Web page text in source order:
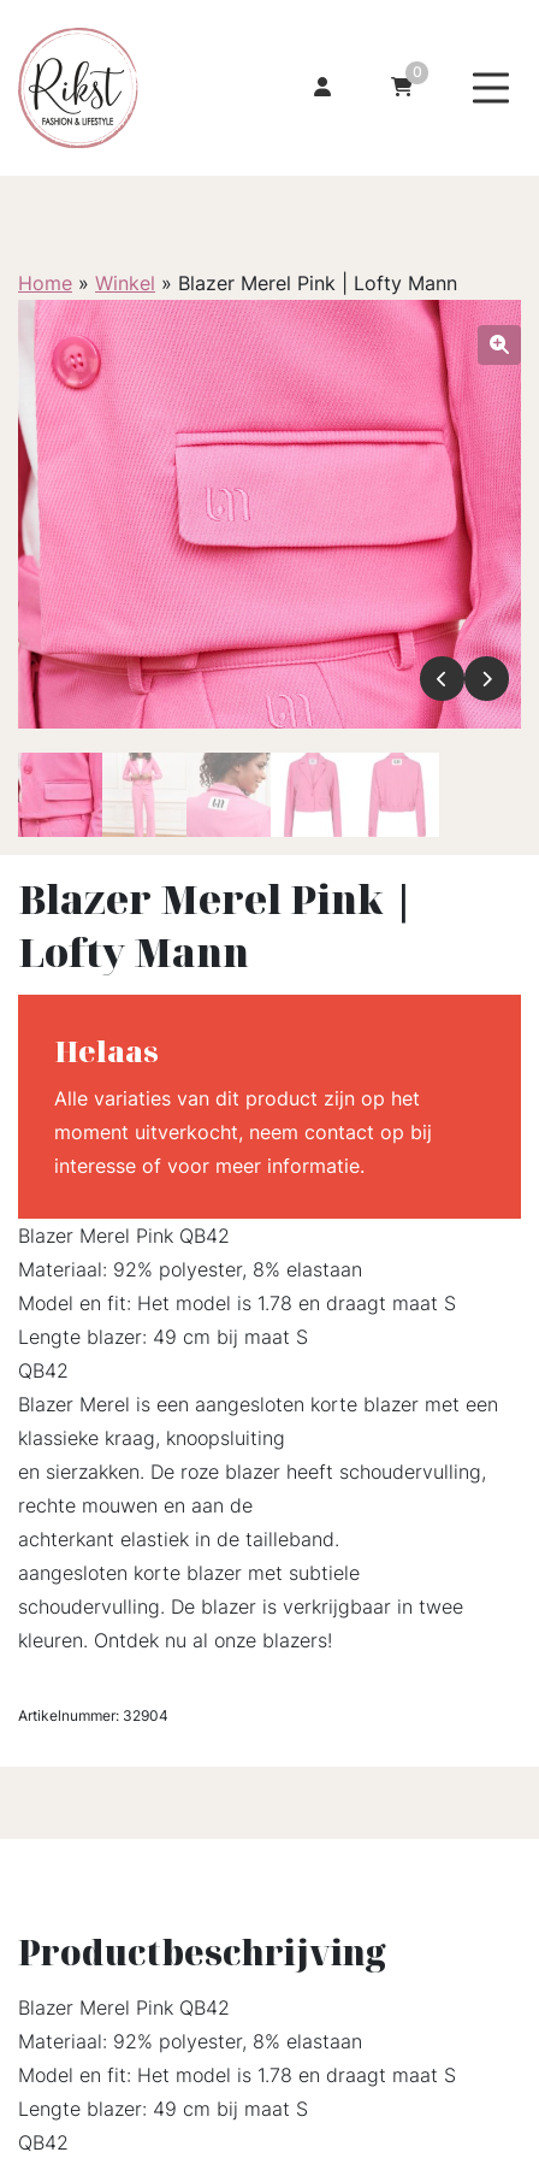
0
Home » Winkel » Blazer Merel Pink | Lofty Mann
Blazer Merel Pink |
Lofty Mann
Helaas
Alle variaties van dit product zijn op het
moment uitverkocht, neem contact op bij
interesse of voor meer informatie.
Blazer Merel Pink QB42
Materiaal: 92% polyester, 8% elastaan
Model en fit: Het model is 1.78 en draagt maat S
Lengte blazer: 49 cm bij maat S
QB42
Blazer Merel is een aangesloten korte blazer met een
klassieke kraag, knoopsluiting
en sierzakken. De roze blazer heeft schoudervulling,
rechte mouwen en aan de
achterkant elastiek in de tailleband.
aangesloten korte blazer met subtiele
schoudervulling. De blazer is verkrijgbaar in twee
kleuren. Ontdek nu al onze blazers!
Artikelnummer: 32904
Productbeschrijving
Blazer Merel Pink QB42
Materiaal: 92% polyester, 8% elastaan
Model en fit: Het model is 1.78 en draagt maat S
Lengte blazer: 49 cm bij maat S
QB42